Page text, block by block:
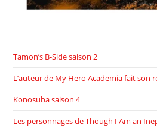
Tamon’s B-Side saison 2
L’auteur de My Hero Academia fait son
Konosuba saison 4
Les personnages de Though I Am an